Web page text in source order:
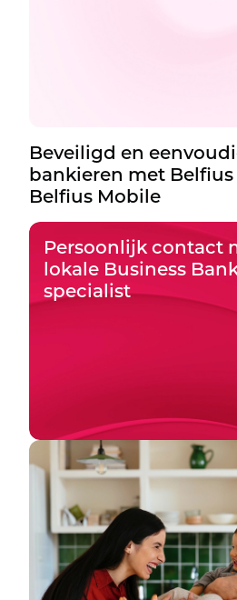
Beveiligd en
bankieren met
Belfius Mobile
Persoonlijk contact
lokale Business
specialist